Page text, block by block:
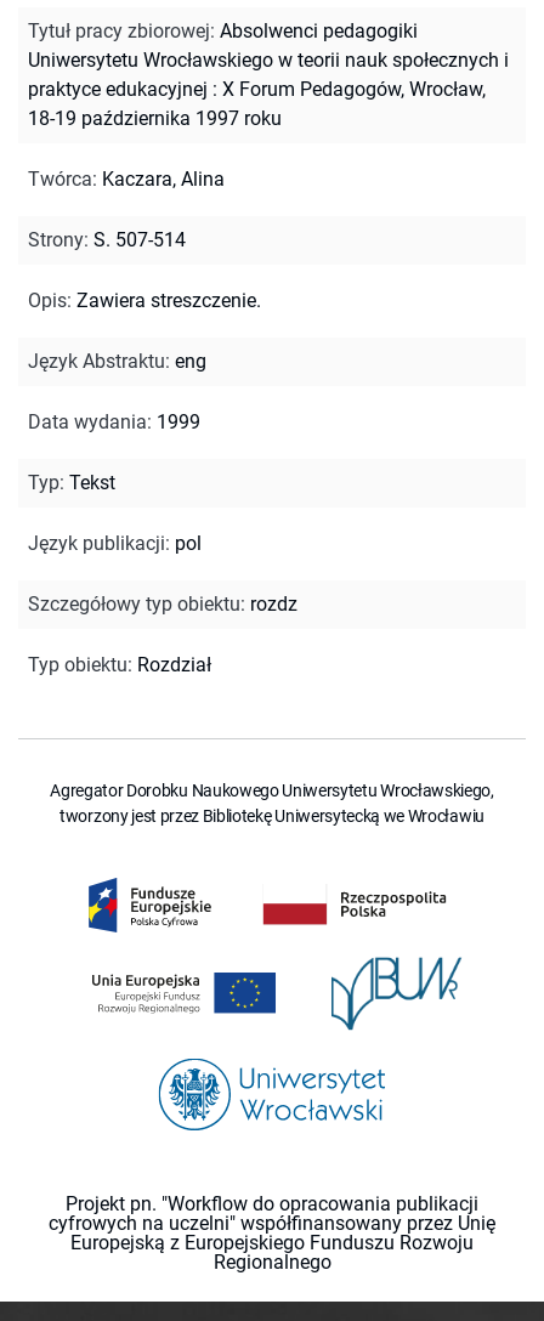
Tytuł pracy zbiorowej: Absolwenci pedagogiki
Uniwersytetu Wrocławskiego w teorii nauk społecznych i
praktyce edukacyjnej : X Forum Pedagogów, Wrocław,
18-19 października 1997 roku
Twórca: Kaczara, Alina
Strony: S. 507-514
Opis: Zawiera streszczenie.
Język Abstraktu: eng
Data wydania: 1999
Typ: Tekst
Język publikacji: pol
Szczegółowy typ obiektu: rozdz
Typ obiektu: Rozdział
Agregator Dorobku Naukowego Uniwersytetu Wrocławskiego,
tworzony jest przez Bibliotekę Uniwersytecką we Wrocławiu
Projekt pn. "Workflow do opracowania publikacji
cyfrowych na uczelni" współfinansowany przez Unię
Europejską z Europejskiego Funduszu Rozwoju
Regionalnego